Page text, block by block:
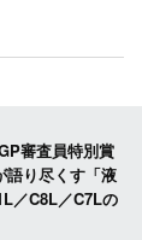
審査員特別賞
語り尽くす「液
／C8L／C7Lの